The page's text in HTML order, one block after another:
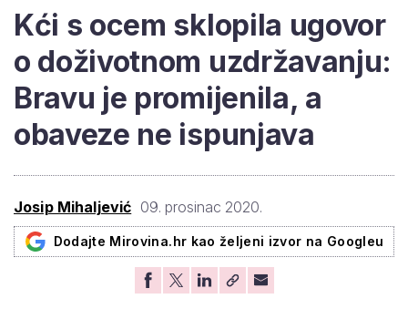
Kći s ocem sklopila ugovor
o doživotnom uzdržavanju:
Bravu je promijenila, a
obaveze ne ispunjava
Josip Mihaljević 09. prosinac 2020.
Dodajte Mirovina.hr kao željeni izvor na Googleu